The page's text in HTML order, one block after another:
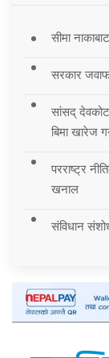
सीमा
सरकार
सांसद्
बिमा खारेज
परराष्ट्र
खनाल
संविधान